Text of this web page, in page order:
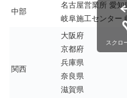
中部
名古屋営業所 愛知
岐阜施工センター
関西
大阪府
京都府
兵庫県
奈良県
滋賀県
スクロ